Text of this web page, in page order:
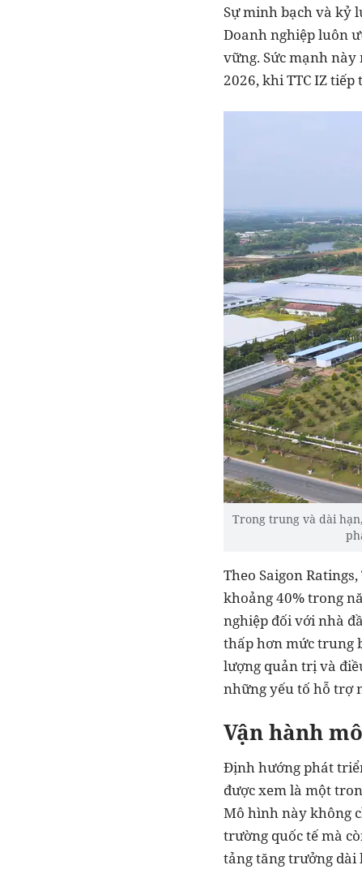
Sự minh bạch và kỷ
Doanh nghiệp luôn
vững. Sức mạnh
2026, khi TTC IZ
Trong trung và dài
Theo Saigon
khoảng 40% trong
nghiệp đối với nhà
thấp hơn mức trung
lượng quản trị và
những yếu tố hỗ trợ
Vận hành
Định hướng phát
được xem là một
Mô hình này không
trường quốc tế mà
tảng tăng trưởng dài